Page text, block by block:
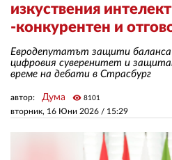
изкуствения
-конкурентен и
Евродепутатът защити
цифровия суверенитет и
време на дебати в Страсбург
вторник, 16 Юни 2026 / 15:29
автор: Дума visibility 8101